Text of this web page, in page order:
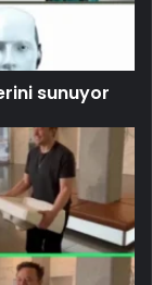
sunuyor